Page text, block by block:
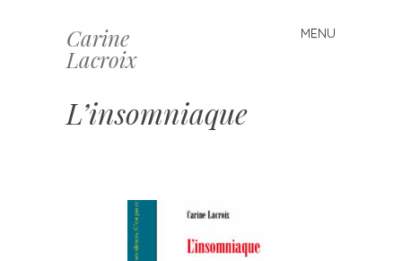
Carine
Lacroix
MENU
Skip
to
L’insomniaque